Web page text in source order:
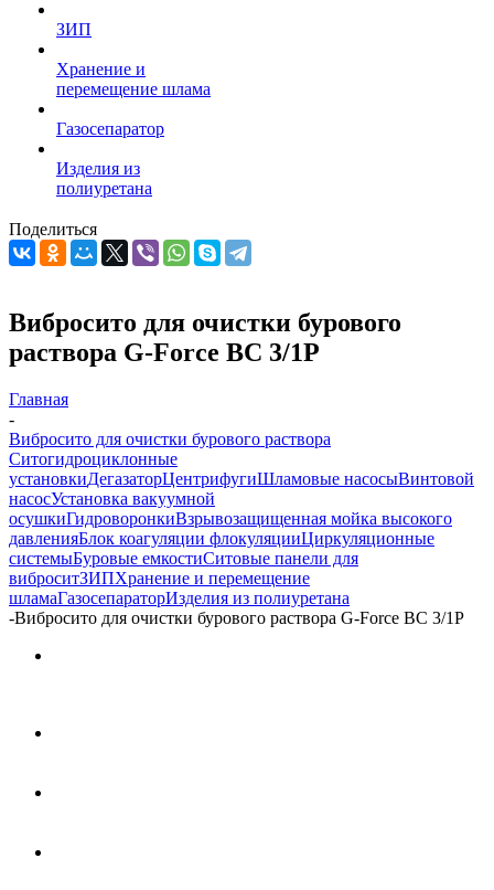
ЗИП
Хранение и
перемещение шлама
Газосепаратор
Изделия из
полиуретана
Поделиться
Вибросито для очистки бурового
раствора G-Force ВС 3/1P
Главная
-
Вибросито для очистки бурового раствора
Ситогидроциклонные
установкиДегазаторЦентрифугиШламовые насосыВинтовой
насосУстановка вакуумной
осушкиГидроворонкиВзрывозащищенная мойка высокого
давленияБлок коагуляции флокуляцииЦиркуляционные
системыБуровые емкостиСитовые панели для
виброситЗИПХранение и перемещение
шламаГазосепараторИзделия из полиуретана
-Вибросито для очистки бурового раствора G-Force ВС 3/1P